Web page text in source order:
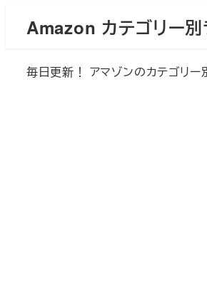
Amazon カテゴリー別
毎日更新！ アマゾンのカテゴリー